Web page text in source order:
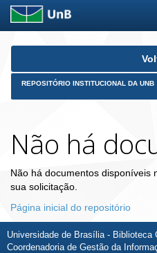
Skip
REPOSITÓRIO INSTITUCIONAL DA UNB
Não há
Não há documentos disponíveis
sua solicitação.
Página inicial do repositório
Universidade de Brasília - Biblioteca
Coordenadoria de Gestão da